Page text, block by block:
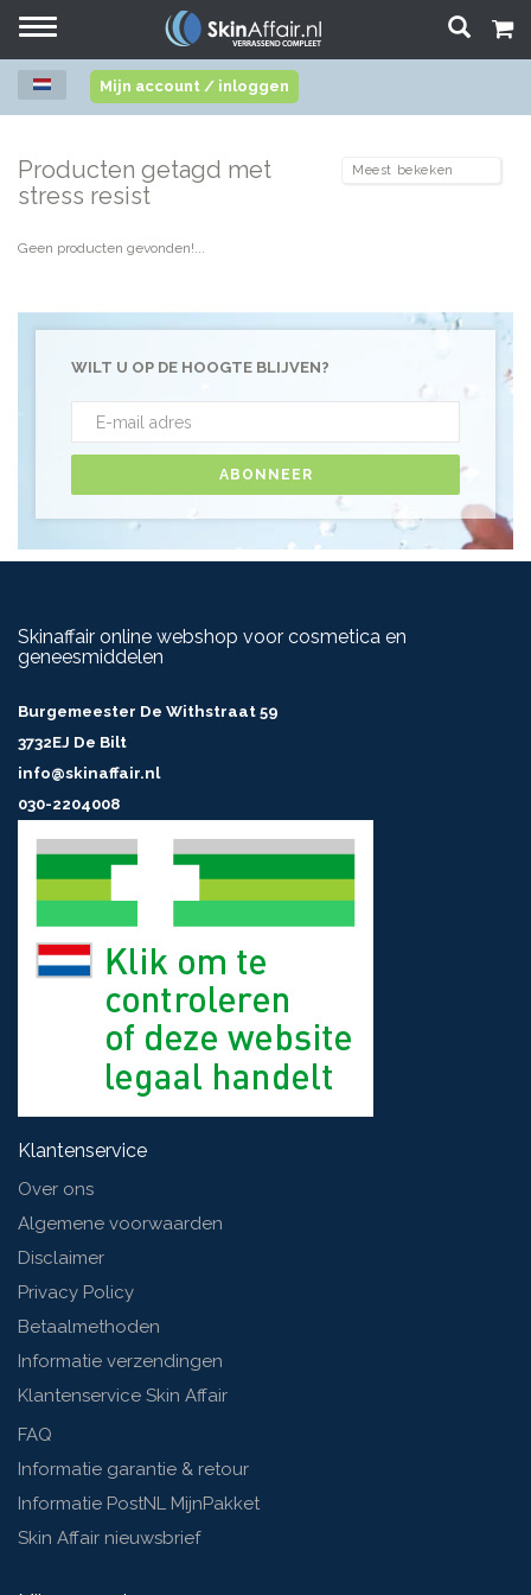
Toggle
Mijn account / inloggen
Producten getagd met
stress resist
Geen producten gevonden!...
WILT U OP DE HOOGTE BLIJVEN?
ABONNEER
Skinaffair online webshop voor cosmetica en
geneesmiddelen
Burgemeester De Withstraat 59
3732EJ De Bilt
info@skinaffair.nl
030-2204008
Klantenservice
Over ons
Algemene voorwaarden
Disclaimer
Privacy Policy
Betaalmethoden
Informatie verzendingen
Klantenservice Skin Affair
FAQ
Informatie garantie & retour
Informatie PostNL MijnPakket
Skin Affair nieuwsbrief